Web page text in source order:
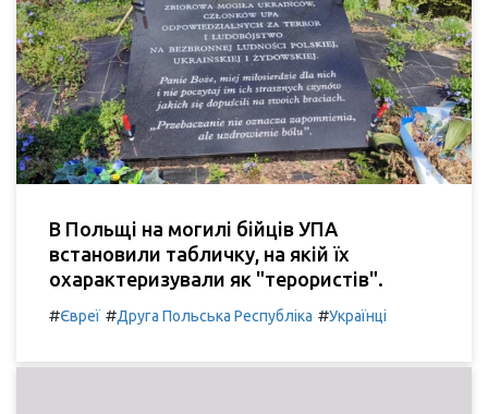
В Польщі на могилі бійців УПА
встановили табличку, на якій їх
охарактеризували як "терористів".
#Євреї #Друга Польська Республіка #Українці